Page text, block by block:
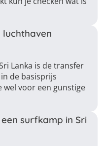
Lanka is de transfer
de basisprijs
wel voor een gunstige
surfkamp in Sri